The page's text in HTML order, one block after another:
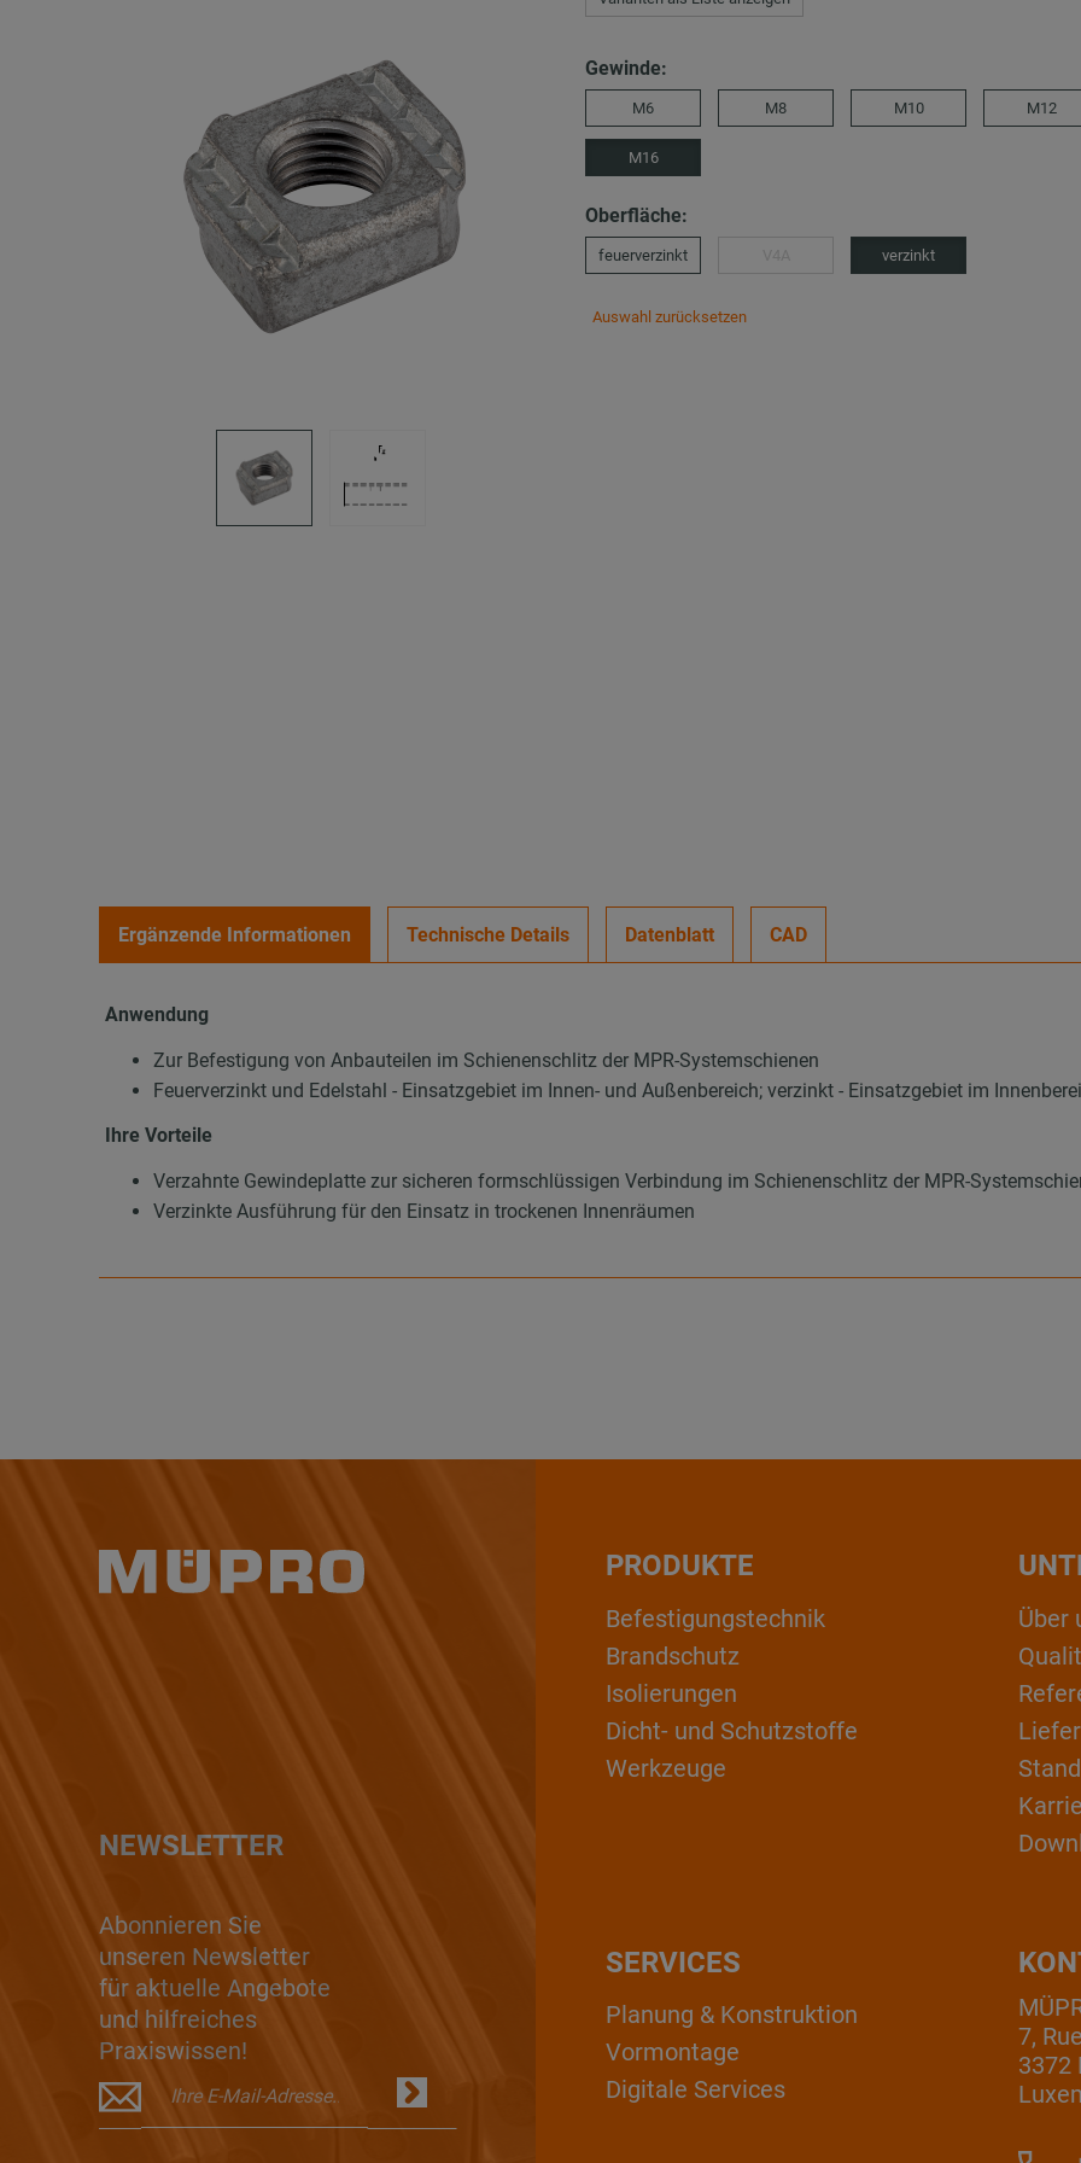
Gewinde:
M6 M8 M10 M12
M16
Oberfläche:
feuerverzinkt verzinkt
Auswahl zurücksetzen
Ergänzende Informationen Technische Details Datenblatt CAD
Anwendung
Zur Befestigung von Anbauteilen im Schienenschlitz der MPR-Systemschienen
Feuerverzinkt und Edelstahl - Einsatzgebiet im Innen- und Außenbereich; verzinkt - Einsatzgebiet im
Ihre Vorteile
Verzahnte Gewindeplatte zur sicheren formschlüssigen Verbindung im Schienenschlitz der MPR-
Verzinkte Ausführung für den Einsatz in trockenen Innenräumen
NEWSLETTER
Abonnieren Sie
unseren Newsletter
für aktuelle Angebote
und hilfreiches
Praxiswissen!
PRODUKTE
Befestigungstechnik
Brandschutz
Isolierungen
Dicht- und Schutzstoffe
Werkzeuge
Über
7,
3372
SERVICES
Planung & Konstruktion
Vormontage
Digitale Services